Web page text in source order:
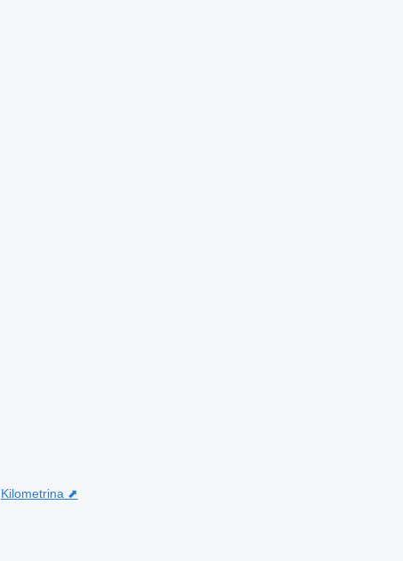
Kilometrina ⬈